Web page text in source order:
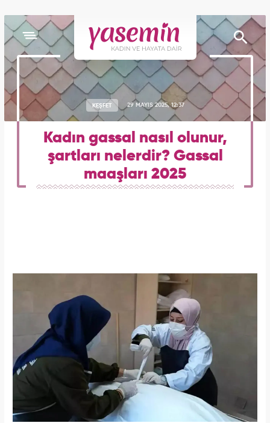
KEŞFET 29 MAYIS 2025, 12:37
Kadın gassal nasıl olunur,
şartları nelerdir? Gassal
maaşları 2025